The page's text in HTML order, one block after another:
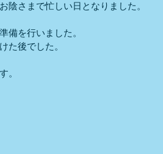
陰さまで忙しい日となりました。
備を行いました。
た後でした。
。